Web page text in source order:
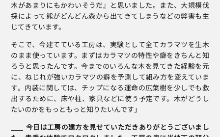
木があまりにもかわいそうだ』と思いました。また、大規模伐
採によって熊がどんどん森から出てきてしまうなどの弊害も生
じてきています。
そこで、今建てている工房は、実験として全てカラマツを生木
のまま使っています。まずはカラマツの特性や癖をきちんと知
ろうと思ったんです。今までのいろんな木を見てきた経験を元
に、ねじれが強いカラマツの癖を予測して組み方を変えていま
す。内装に関しては、チップになる運命の広葉樹を少しでも救
出するために、床や柱、家具などに使う予定です。木がどうし
たいのかをもっともっと知りたいんです」
⎯⎯⎯  今日は工房の建方を見せていただきありがとうございまし